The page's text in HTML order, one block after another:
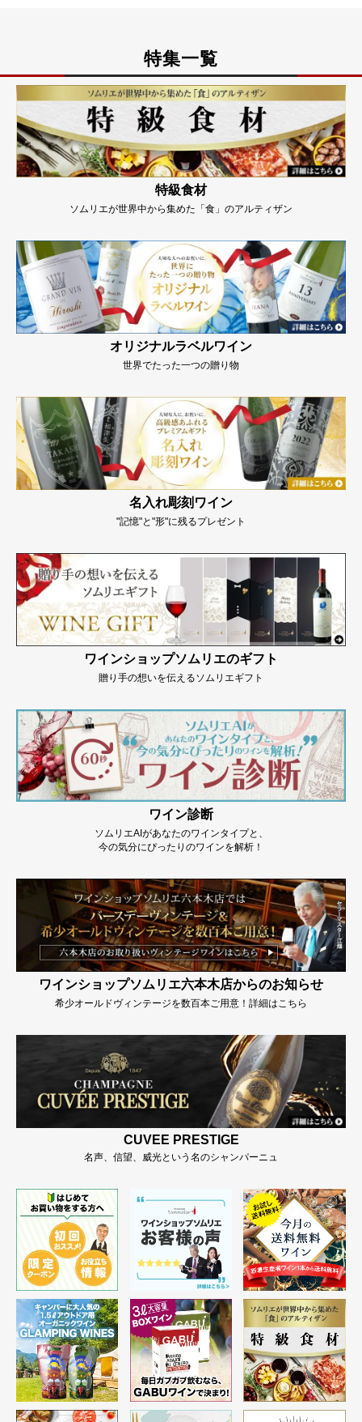
特集一覧
特級食材
ソムリエが世界中から集めた「食」のアルティザン
オリジナルラベルワイン
世界でたった一つの贈り物
名入れ彫刻ワイン
"記憶"と"形"に残るプレゼント
ワインショップソムリエのギフト
贈り手の想いを伝えるソムリエギフト
ワイン診断
ソムリエAIがあなたのワインタイプと、
今の気分にぴったりのワインを解析！
ワインショップソムリエ六本木店からのお知らせ
希少オールドヴィンテージを数百本ご用意！詳細はこちら
CUVEE PRESTIGE
名声、信望、威光という名のシャンパーニュ